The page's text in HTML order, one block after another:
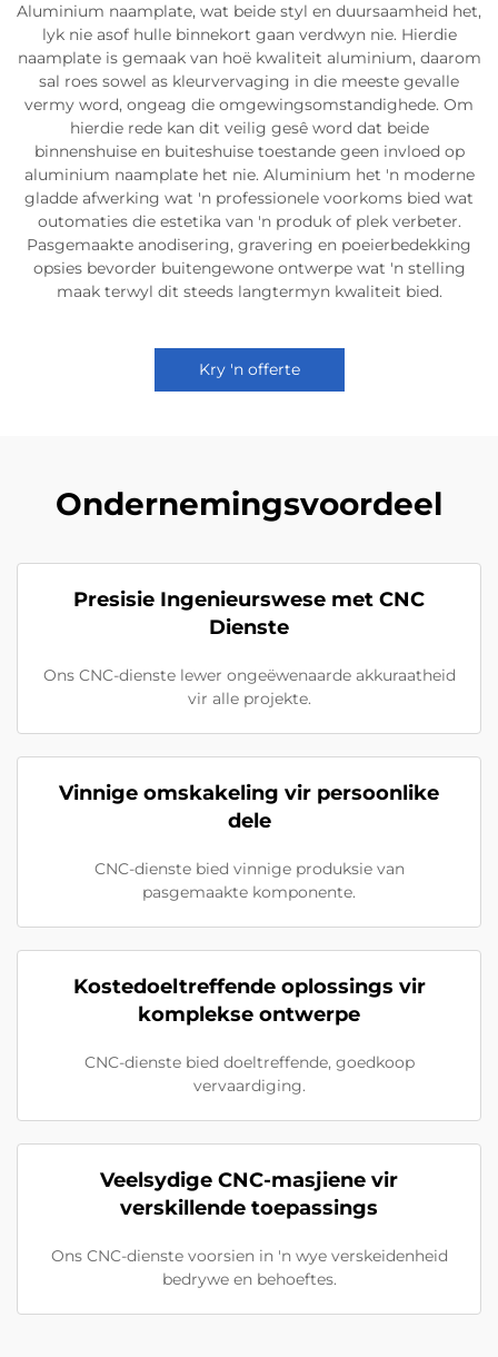
Aluminium naamplate, wat beide styl en duursaamheid het,
lyk nie asof hulle binnekort gaan verdwyn nie. Hierdie
naamplate is gemaak van hoë kwaliteit aluminium, daarom
sal roes sowel as kleurvervaging in die meeste gevalle
vermy word, ongeag die omgewingsomstandighede. Om
hierdie rede kan dit veilig gesê word dat beide
binnenshuise en buiteshuise toestande geen invloed op
aluminium naamplate het nie. Aluminium het 'n moderne
gladde afwerking wat 'n professionele voorkoms bied wat
outomaties die estetika van 'n produk of plek verbeter.
Pasgemaakte anodisering, gravering en poeierbedekking
opsies bevorder buitengewone ontwerpe wat 'n stelling
maak terwyl dit steeds langtermyn kwaliteit bied.
Kry 'n offerte
Ondernemingsvoordeel
Presisie Ingenieurswese met CNC
Dienste
Ons CNC-dienste lewer ongeëwenaarde akkuraatheid
vir alle projekte.
Vinnige omskakeling vir persoonlike
dele
CNC-dienste bied vinnige produksie van
pasgemaakte komponente.
Kostedoeltreffende oplossings vir
komplekse ontwerpe
CNC-dienste bied doeltreffende, goedkoop
vervaardiging.
Veelsydige CNC-masjiene vir
verskillende toepassings
Ons CNC-dienste voorsien in 'n wye verskeidenheid
bedrywe en behoeftes.